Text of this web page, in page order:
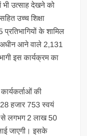
भी उत्साह देखने को
उच्च शिक्षा
के शामिल
अधीन आने वाले 2,131
इस कार्यक्रम का
की
28 हजार 753 स्वयं
से लगभग 2 लाख 50
जाएगी। इसके